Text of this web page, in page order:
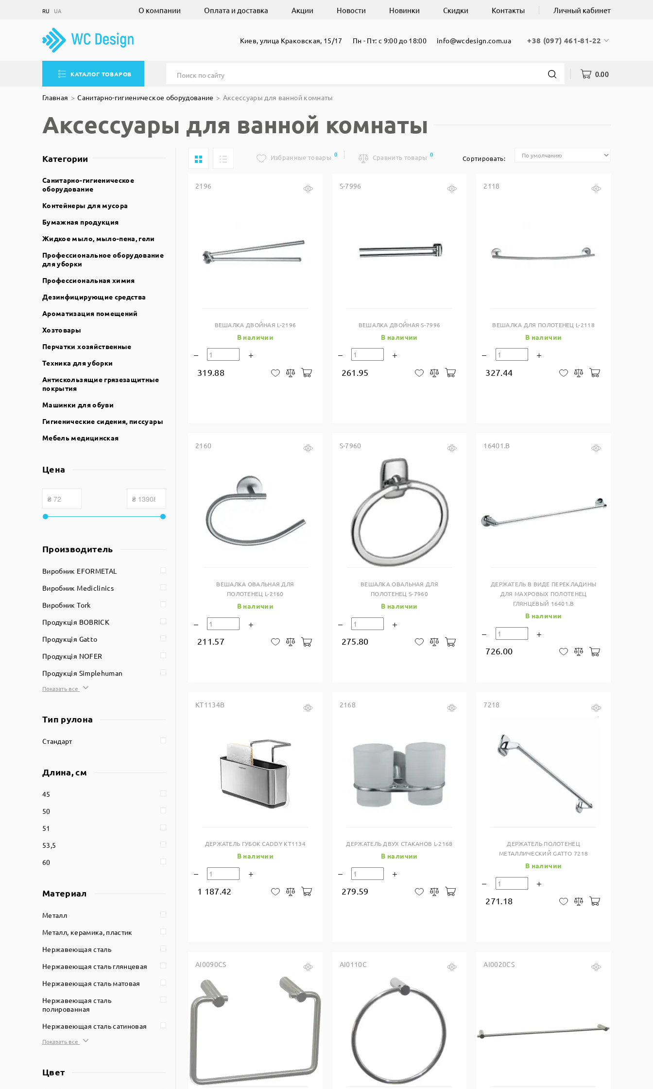
RU UA О компании Оплата и доставка Акции Новости Новинки Скидки Контакты Личный кабинет
Киев, улица Краковская, 15/17 Пн - Пт: с 9:00 до 18:00 info@wcdesign.com.ua +38 (097) 461-81-22
КАТАЛОГ ТОВАРОВ 0.00
Главная Санитарно-гигиеническое оборудование Аксессуары для ванной комнаты
Аксессуары для ванной комнаты
Категории
Санитарно-гигиеническое
оборудование
Контейнеры для мусора
Бумажная продукция
Жидкое мыло, мыло-пена, гели
Профессиональное оборудование
для уборки
Профессиональная химия
Дезинфицирующие средства
Ароматизация помещений
Хозтовары
Перчатки хозяйственные
Техника для уборки
Антискользящие грязезащитные
покрытия
Машинки для обуви
Гигиенические сидения, писсуары
Мебель медицинская
Цена
Производитель
Виробник EFORMETAL
Виробник Mediclinics
Виробник Tork
Продукція BOBRICK
Продукція Gatto
Продукція NOFER
Продукція Simplehuman
Показать все
Тип рулона
Стандарт
Длина, см
45
50
51
53,5
60
Материал
Металл
Металл, керамика, пластик
Нержавеющая сталь
Нержавеющая сталь глянцевая
Нержавеющая сталь матовая
Нержавеющая сталь
полированная
Нержавеющая сталь сатиновая
Показать все
Цвет
Избранные товары 0 Сравнить товары 0 Сортировать:
2196
ВЕШАЛКА ДВОЙНАЯ L-2196
В наличии
319.88 В закладки
СравнитьВ корзину
S-7996
ВЕШАЛКА ДВОЙНАЯ S-7996
В наличии
261.95 В закладки
СравнитьВ корзину
2118
ВЕШАЛКА ДЛЯ ПОЛОТЕНЕЦ L-2118
В наличии
327.44 В закладки
Сравнить
2160
Купить в один клик
ВЕШАЛКА ОВАЛЬНАЯ ДЛЯ
ПОЛОТЕНЕЦ L-2160
В наличии
211.57 В закладки
СравнитьВ корзину
S-7960
Купить в один клик
ВЕШАЛКА ОВАЛЬНАЯ ДЛЯ
ПОЛОТЕНЕЦ S-7960
В наличии
275.80 В закладки
Сравнить
16401.B
ДЕРЖАТЕЛЬ В ВИДЕ ПЕРЕКЛАДИНЫ
ДЛЯ МАХРОВЫХ ПОЛОТЕНЕЦ
ГЛЯНЦЕВЫЙ 16401.B
В наличии
726.00 В закладки
Сравнить
KT1134B
Купить в один клик
ДЕРЖАТЕЛЬ ГУБОК CADDY KT1134
В наличии
1 187.42 В закладки
СравнитьВ корзину
2168
Купить в один клик
ДЕРЖАТЕЛЬ ДВУХ СТАКАНОВ L-2168
В наличии
279.59 В закладки
Сравнить
7218
Купить в один клик
ДЕРЖАТЕЛЬ ПОЛОТЕНЕЦ
МЕТАЛЛИЧЕСКИЙ GATTO 7218
В наличии
271.18 В закладки
Сравнить
AI0090CS AI0110C
Купить в один клик
AI0020CS